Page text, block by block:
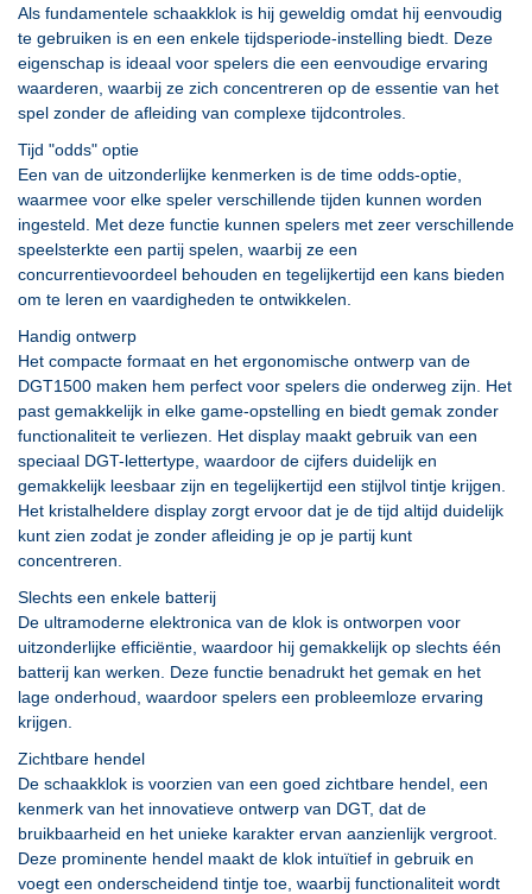
Als fundamentele schaakklok is hij geweldig omdat hij eenvoudig
te gebruiken is en een enkele tijdsperiode-instelling biedt. Deze
eigenschap is ideaal voor spelers die een eenvoudige ervaring
waarderen, waarbij ze zich concentreren op de essentie van het
spel zonder de afleiding van complexe tijdcontroles.
Tijd "odds" optie
Een van de uitzonderlijke kenmerken is de time odds-optie,
waarmee voor elke speler verschillende tijden kunnen worden
ingesteld. Met deze functie kunnen spelers met zeer verschillende
speelsterkte een partij spelen, waarbij ze een
concurrentievoordeel behouden en tegelijkertijd een kans bieden
om te leren en vaardigheden te ontwikkelen.
Handig ontwerp
Het compacte formaat en het ergonomische ontwerp van de
DGT1500 maken hem perfect voor spelers die onderweg zijn. Het
past gemakkelijk in elke game-opstelling en biedt gemak zonder
functionaliteit te verliezen. Het display maakt gebruik van een
speciaal DGT-lettertype, waardoor de cijfers duidelijk en
gemakkelijk leesbaar zijn en tegelijkertijd een stijlvol tintje krijgen.
Het kristalheldere display zorgt ervoor dat je de tijd altijd duidelijk
kunt zien zodat je zonder afleiding je op je partij kunt
concentreren.
Slechts een enkele batterij
De ultramoderne elektronica van de klok is ontworpen voor
uitzonderlijke efficiëntie, waardoor hij gemakkelijk op slechts één
batterij kan werken. Deze functie benadrukt het gemak en het
lage onderhoud, waardoor spelers een probleemloze ervaring
krijgen.
Zichtbare hendel
De schaakklok is voorzien van een goed zichtbare hendel, een
kenmerk van het innovatieve ontwerp van DGT, dat de
bruikbaarheid en het unieke karakter ervan aanzienlijk vergroot.
Deze prominente hendel maakt de klok intuïtief in gebruik en
voegt een onderscheidend tintje toe, waarbij functionaliteit wordt